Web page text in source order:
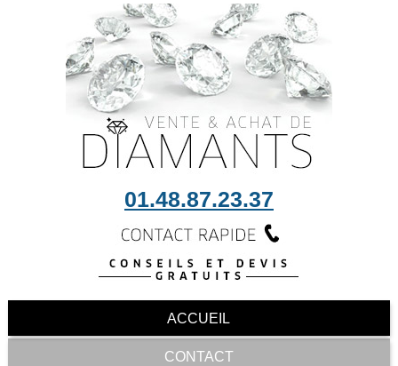
01.48.87.23.37
ACCUEIL
CONTACT